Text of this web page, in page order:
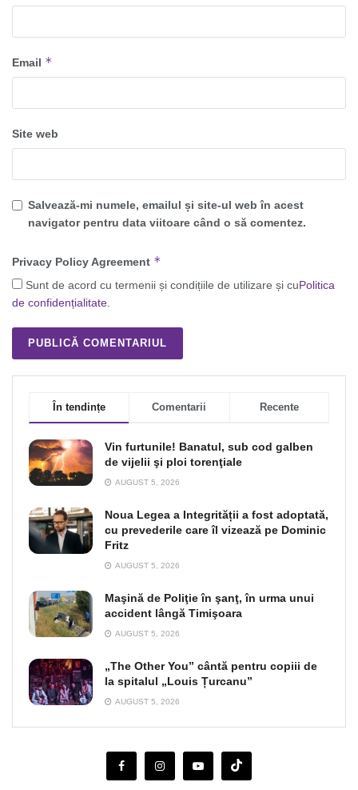
Email *
Site web
Salvează-mi numele, emailul și site-ul web în acest
navigator pentru data viitoare când o să comentez.
Privacy Policy Agreement *
Sunt de acord cu termenii și condițiile de utilizare și cuPolitica
de confidențialitate.
În tendințe Comentarii Recente
Vin furtunile! Banatul, sub cod galben
de vijelii şi ploi torenţiale
AUGUST 5, 2026
Noua Legea a Integrității a fost adoptată,
cu prevederile care îl vizează pe Dominic
Fritz
AUGUST 5, 2026
Maşină de Poliţie în şanţ, în urma unui
accident lângă Timişoara
AUGUST 5, 2026
„The Other You” cântă pentru copiii de
la spitalul „Louis Țurcanu”
AUGUST 5, 2026